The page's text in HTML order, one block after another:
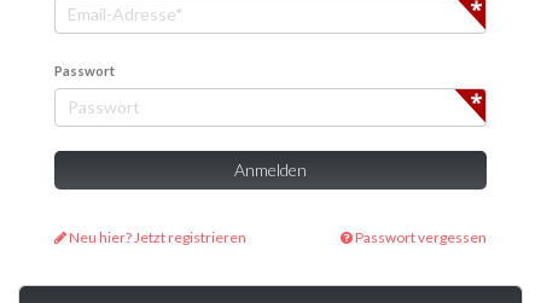
Passwort
Neu hier? Jetzt registrieren Passwort vergessen